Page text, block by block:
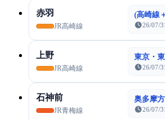
赤羽
JR高崎線
(高崎線
26/07/
上野
JR高崎線
東京・
26/07/
石神前
JR青梅線
奥多摩
26/07/